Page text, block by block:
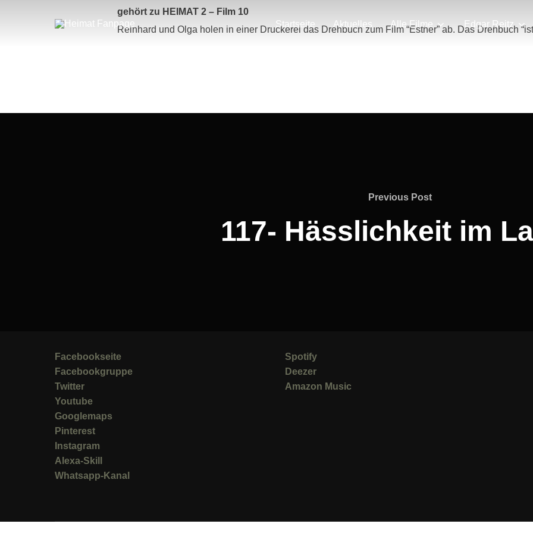
Startseite Aktuelles Alle Filme Edgar Reitz
gehört zu HEIMAT 2 – Film 10
Reinhard und Olga holen in einer Druckerei das Drehbuch zum Film “Esther” ab. Das Drehbuch
Previous
Previous Post
117- Hässlichkeit im
Facebookseite
Facebookgruppe
Twitter
Youtube
Googlemaps
Pinterest
Instagram
Alexa-Skill
Whatsapp-Kanal
Spotify
Deezer
Amazon Music